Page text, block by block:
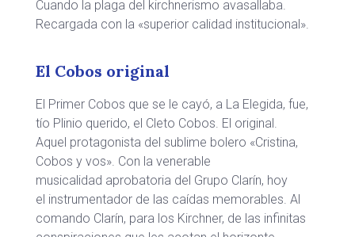
Cuando la plaga del kirchnerismo avasallaba.
Recargada con la «superior calidad institucional».
El Cobos original
El Primer Cobos que se le cayó, a La Elegida, fue,
tío Plinio querido, el Cleto Cobos. El original.
Aquel protagonista del sublime bolero «Cristina,
Cobos y vos». Con la venerable
musicalidad aprobatoria del Grupo Clarín, hoy
el instrumentador de las caídas memorables. Al
comando Clarín, para los Kirchner, de las infinitas